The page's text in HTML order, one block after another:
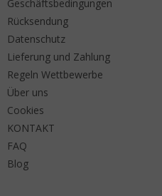
Geschäftsbedingungen
Rücksendung
Datenschutz
Lieferung und Zahlung
Regeln Wettbewerbe
Über uns
Cookies
KONTAKT
FAQ
Blog